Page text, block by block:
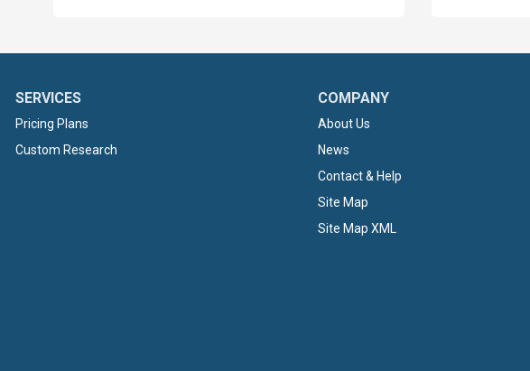
SERVICES
Pricing Plans
Custom Research
COMPANY
About Us
News
Contact & Help
Site Map
Site Map XML